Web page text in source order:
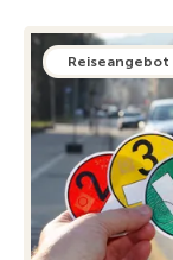
Reiseangebot